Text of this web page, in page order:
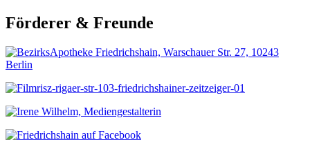
Förderer & Freunde